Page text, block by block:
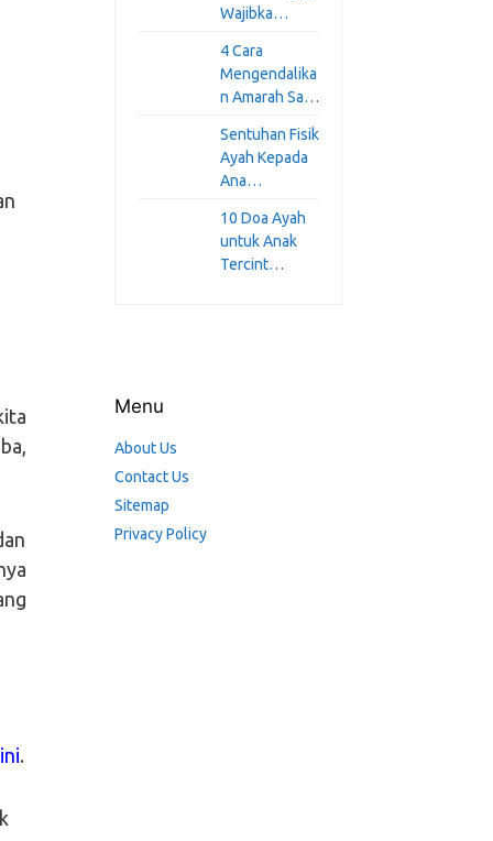
.
Wajibka…
4 Cara
Mengendalika
n Amarah Sa…
Sentuhan Fisik
Ayah Kepada
Ana…
10 Doa Ayah
untuk Anak
Tercint…
Menu
About Us
Contact Us
Sitemap
Privacy Policy